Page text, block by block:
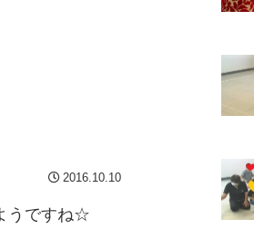
2016.10.10
うですね☆